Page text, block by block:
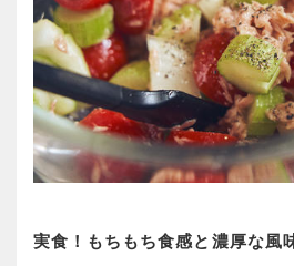
実食！もちもち食感と濃厚な風